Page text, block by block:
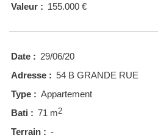
Valeur : 155.000 €
Date : 29/06/20
Adresse : 54 B GRANDE RUE
Type : Appartement
Bati : 71 m2
Terrain : -